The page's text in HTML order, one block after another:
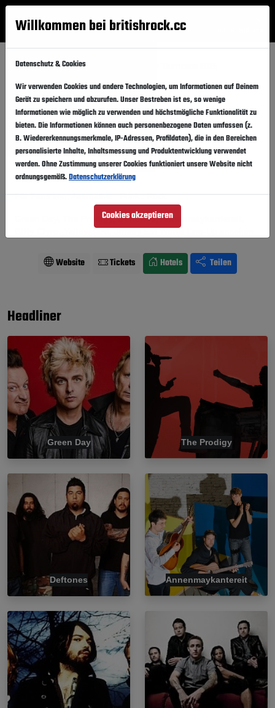
Menü
Startseite Festivals
Hurricane 2025 Folgen
Deutschland, Scheeßel, Eichenring
Freitag,20.06.2025-Sonntag, 22.06.2025
Vergangener Event
Für Fans von: Alternative . Punk . Rock
Green Day, The Prodigy, Deftones, Annenmaykantereit,
Website Tickets Hotels Teilen
Headliner
Green Day The Prodigy
Deftones Annenmaykantereit
Willkommen bei britishrock.cc
Datenschutz & Cookies
Wir verwenden Cookies und andere Technologien, um Informationen auf Deinem
Gerät zu speichern und abzurufen. Unser Bestreben ist es, so wenige
Informationen wie möglich zu verwenden und höchstmögliche Funktionalität zu
bieten. Die Informationen können auch personenbezogene Daten umfassen (z.
B. Wiedererkennungsmerkmale, IP-Adressen, Profildaten), die in den Bereichen
personalisierte Inhalte, Inhaltsmessung und Produktentwicklung verwendet
werden. Ohne Zustimmung unserer Cookies funktioniert unsere Website nicht
ordnungsgemäß.Datenschutzerklärung
Cookies akzeptieren